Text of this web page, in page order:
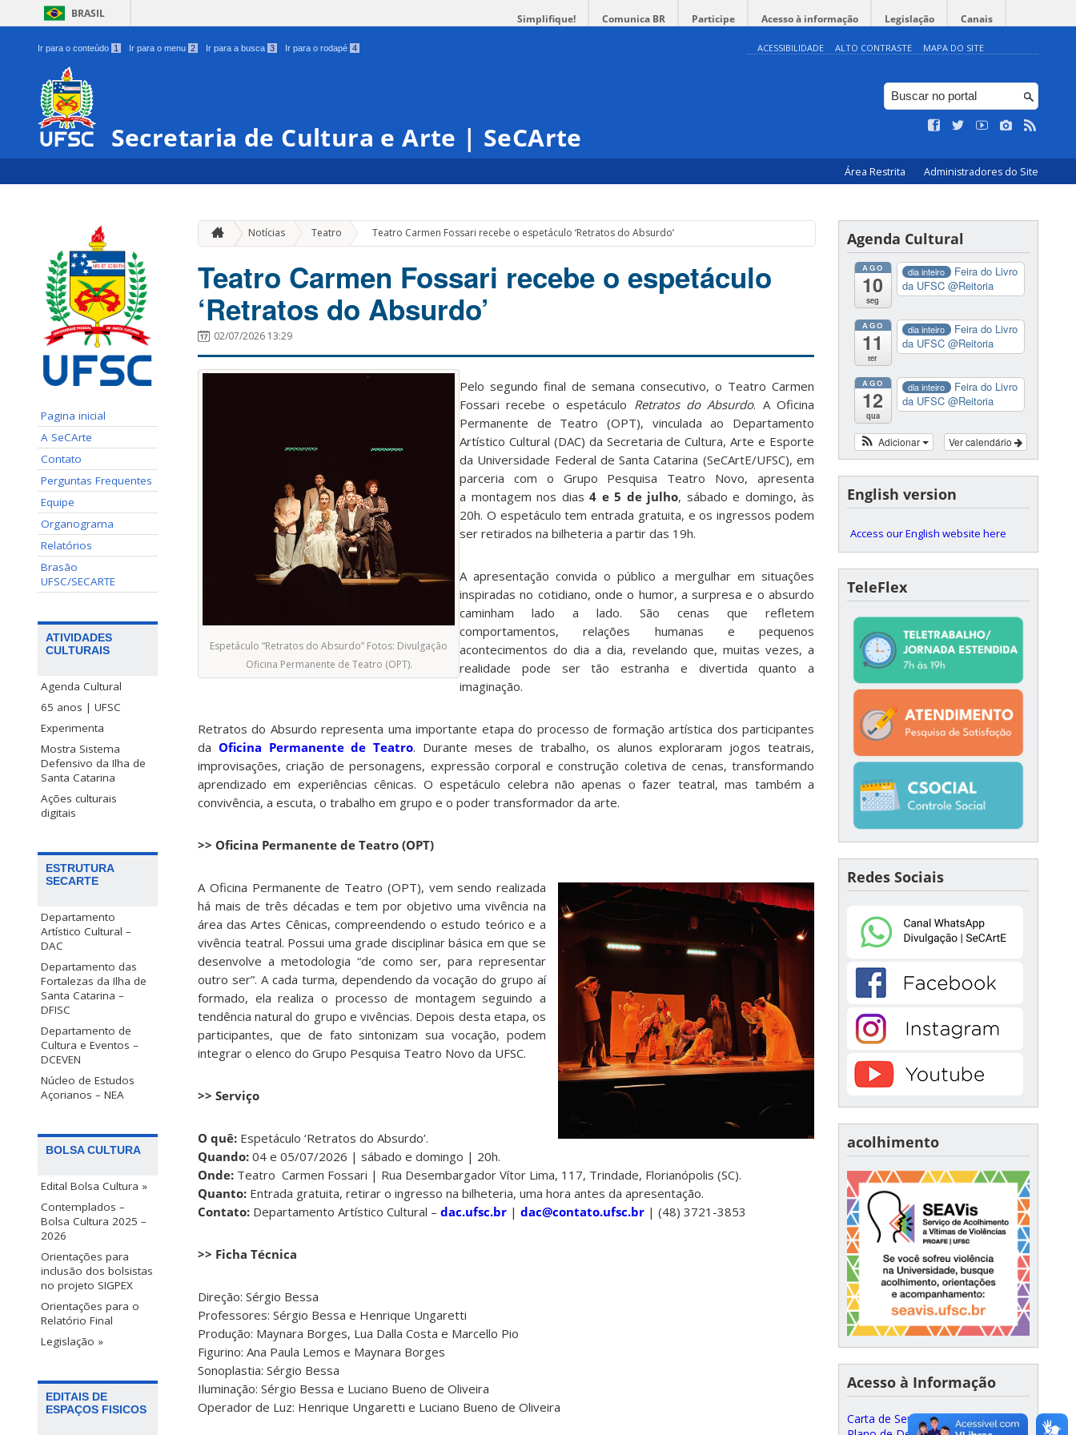
BRASIL Simplifique! Comunica BR Participe Acesso à informação Legislação Canais
Ir para o conteúdo 1 Ir para o menu 2 Ir para a busca 3 Ir para o rodapé 4 ACESSIBILIDADE ALTO CONTRASTE MAPA DO SITE
Secretaria de Cultura e Arte | SeCArte
Área Restrita Administradores do Site
Pagina inicial
A SeCArte
Contato
Perguntas Frequentes
Equipe
Organograma
Relatórios
Brasão
UFSC/SECARTE
ATIVIDADES
CULTURAIS
Agenda Cultural
65 anos | UFSC
Experimenta
Mostra Sistema
Defensivo da Ilha de
Santa Catarina
Ações culturais
digitais
ESTRUTURA
SECARTE
Departamento
Artístico Cultural –
DAC
Departamento das
Fortalezas da Ilha de
Santa Catarina –
DFISC
Departamento de
Cultura e Eventos –
DCEVEN
Núcleo de Estudos
Açorianos – NEA
BOLSA CULTURA
Edital Bolsa Cultura »
Contemplados –
Bolsa Cultura 2025 –
2026
Orientações para
inclusão dos bolsistas
no projeto SIGPEX
Orientações para o
Relatório Final
Legislação »
EDITAIS DE
ESPAÇOS FISICOS
Notícias Teatro » Teatro Carmen Fossari recebe o espetáculo ‘Retratos do Absurdo’
Teatro Carmen Fossari recebe o espetáculo
‘Retratos do Absurdo’
02/07/2026 13:29
Espetáculo “Retratos do Absurdo” Fotos: Divulgação
Oficina Permanente de Teatro (OPT).
Pelo segundo final de semana consecutivo, o Teatro Carmen
Fossari recebe o espetáculo Retratos do Absurdo. A Oficina
Permanente de Teatro (OPT), vinculada ao Departamento
Artístico Cultural (DAC) da Secretaria de Cultura, Arte e Esporte
da Universidade Federal de Santa Catarina (SeCArtE/UFSC), em
parceria com o Grupo Pesquisa Teatro Novo, apresenta
a montagem nos dias 4 e 5 de julho, sábado e domingo, às
20h. O espetáculo tem entrada gratuita, e os ingressos podem
ser retirados na bilheteria a partir das 19h.
A apresentação convida o público a mergulhar em situações
inspiradas no cotidiano, onde o humor, a surpresa e o absurdo
caminham lado a lado. São cenas que refletem
comportamentos, relações humanas e pequenos
acontecimentos do dia a dia, revelando que, muitas vezes, a
realidade pode ser tão estranha e divertida quanto a
imaginação.
Retratos do Absurdo representa uma importante etapa do processo de formação artística dos participantes
da Oficina Permanente de Teatro. Durante meses de trabalho, os alunos exploraram jogos teatrais,
improvisações, criação de personagens, expressão corporal e construção coletiva de cenas, transformando
aprendizado em experiências cênicas. O espetáculo celebra não apenas o fazer teatral, mas também a
convivência, a escuta, o trabalho em grupo e o poder transformador da arte.
>> Oficina Permanente de Teatro (OPT)
A Oficina Permanente de Teatro (OPT), vem sendo realizada
há mais de três décadas e tem por objetivo uma vivência na
área das Artes Cênicas, compreendendo o estudo teórico e a
vivência teatral. Possui uma grade disciplinar básica em que se
desenvolve a metodologia “de como ser, para representar
outro ser”. A cada turma, dependendo da vocação do grupo aí
formado, ela realiza o processo de montagem seguindo a
tendência natural do grupo e vivências. Depois desta etapa, os
participantes, que de fato sintonizam sua vocação, podem
integrar o elenco do Grupo Pesquisa Teatro Novo da UFSC.
>> Serviço
O quê: Espetáculo ‘Retratos do Absurdo’.
Quando: 04 e 05/07/2026 | sábado e domingo | 20h.
Onde: Teatro Carmen Fossari | Rua Desembargador Vítor Lima, 117, Trindade, Florianópolis (SC).
Quanto: Entrada gratuita, retirar o ingresso na bilheteria, uma hora antes da apresentação.
Contato: Departamento Artístico Cultural – dac.ufsc.br | dac@contato.ufsc.br | (48) 3721-3853
>> Ficha Técnica
Direção: Sérgio Bessa
Professores: Sérgio Bessa e Henrique Ungaretti
Produção: Maynara Borges, Lua Dalla Costa e Marcello Pio
Figurino: Ana Paula Lemos e Maynara Borges
Sonoplastia: Sérgio Bessa
Iluminação: Sérgio Bessa e Luciano Bueno de Oliveira
Operador de Luz: Henrique Ungaretti e Luciano Bueno de Oliveira
Agenda Cultural
AGO
10
seg
dia inteiro
Feira do Livro
da UFSC @Reitoria
AGO
11
ter
dia inteiro
Feira do Livro
da UFSC @Reitoria
AGO
12
qua
dia inteiro
Feira do Livro
da UFSC @Reitoria
Ver calendário
Adicionar
English version
Access our English website here
TeleFlex
Redes Sociais
acolhimento
Acesso à Informação
Carta de Serviços ao Cidadão